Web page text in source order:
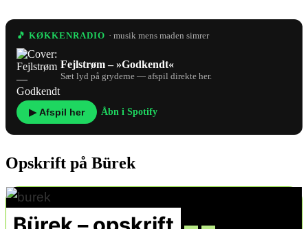
🎵 KØKKENRADIO · musik mens maden simrer
Fejlstrøm – »Godkendt«
Sæt lyd på gryderne — afspil direkte her.
▶ Afspil her Åbn i Spotify
Opskrift på Bürek